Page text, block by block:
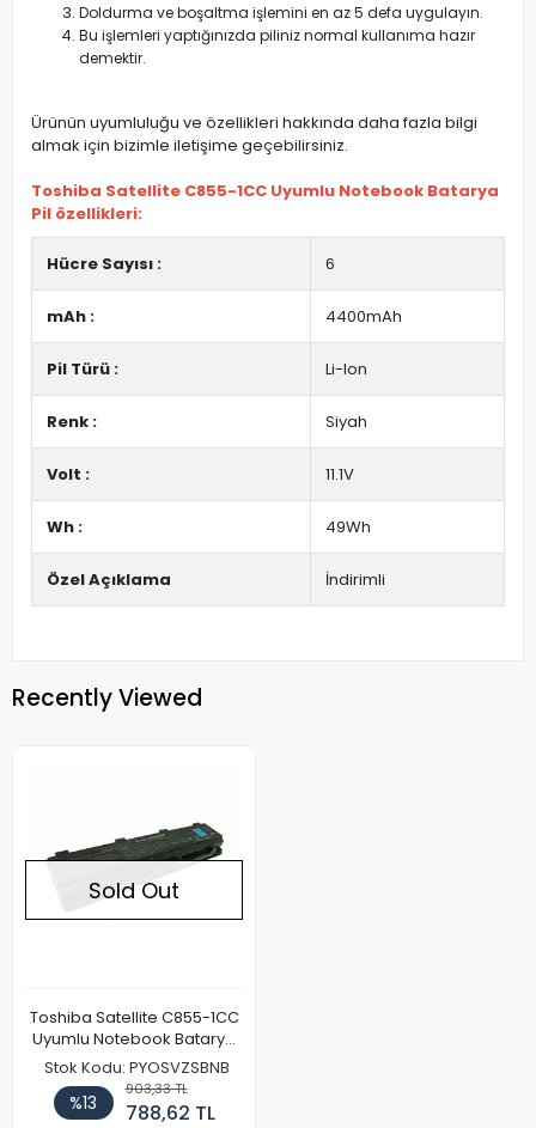
Doldurma ve boşaltma işlemini en az 5 defa uygulayın.
Bu işlemleri yaptığınızda piliniz normal kullanıma hazır
demektir.
Ürünün uyumluluğu ve özellikleri hakkında daha fazla bilgi
almak için bizimle iletişime geçebilirsiniz.
Toshiba Satellite C855-1CC Uyumlu Notebook Batarya
Pil özellikleri:
Hücre Sayısı : 6
mAh : 4400mAh
Pil Türü : Li-Ion
Renk : Siyah
Volt : 11.1V
Wh : 49Wh
Özel Açıklama İndirimli
Recently Viewed
Sold Out
Toshiba Satellite C855-1CC
Uyumlu Notebook Batarya
Pil
Stok Kodu: PYOSVZSBNB
%13
903,33 TL
788,62 TL